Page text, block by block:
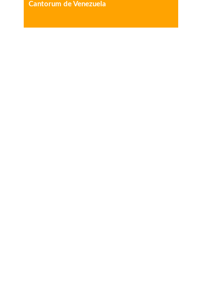
Cantorum de Venezuela